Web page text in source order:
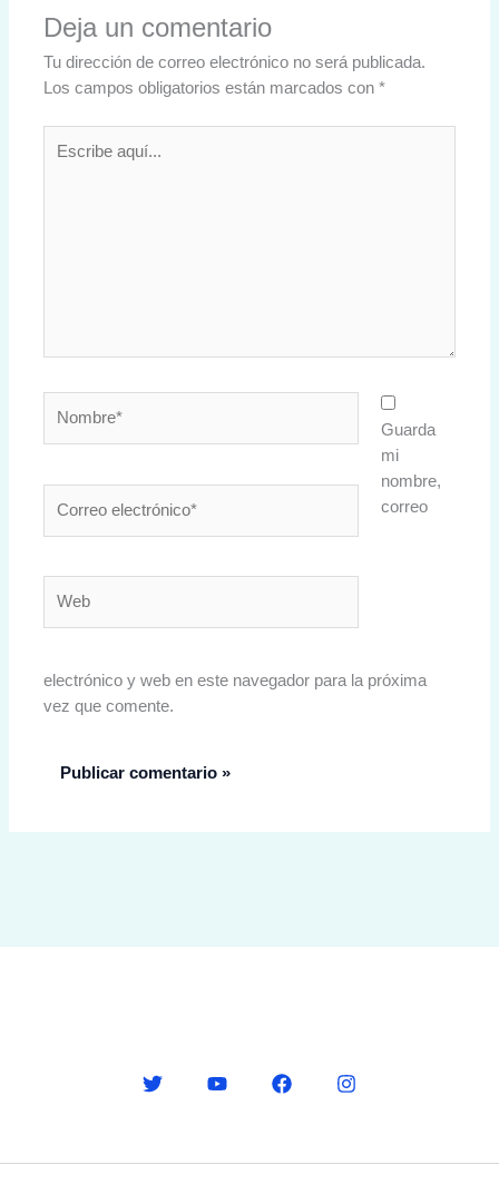
Deja un comentario
Tu dirección de correo electrónico no será publicada.
Los campos obligatorios están marcados con*
aquí...
electrónico*
Guarda
mi
nombre,
correo
electrónico y web en este navegador para la próxima
vez que comente.